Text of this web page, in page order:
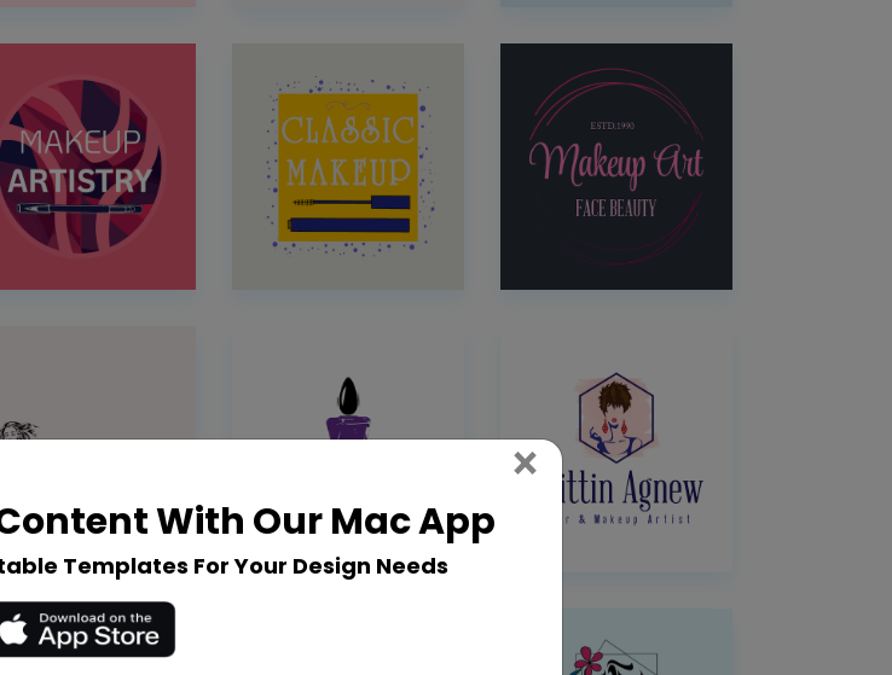
With Our Mac App
Templates For Your Design Needs
× Close